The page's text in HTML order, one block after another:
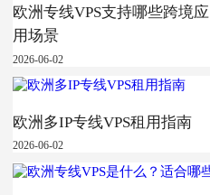
欧洲专线VPS支持哪些跨境应
用场景
2026-06-02
欧洲多IP专线VPS租用指南
2026-06-02